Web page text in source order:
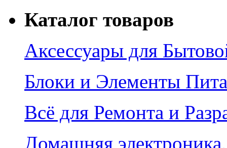
Каталог товаров
Аксессуары для
Блоки и Элементы
Всё для Ремонта и
Домашняя